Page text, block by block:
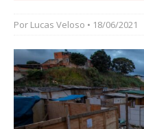
Por Lucas Veloso • 18/06/2021